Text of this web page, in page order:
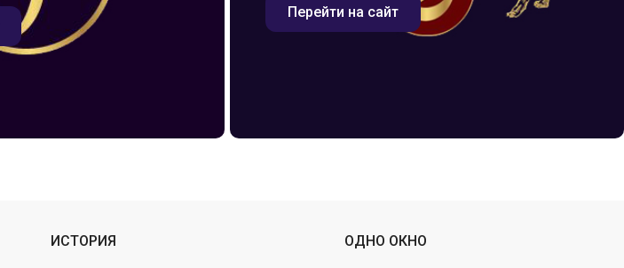
Перейти на сайт
ИСТОРИЯ ОДНО ОКНО